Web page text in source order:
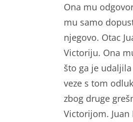
Ona mu
mu samo
njegovo. Otac
Victoriju. Ona
što ga je
veze s tom
zbog druge
Victorijom.